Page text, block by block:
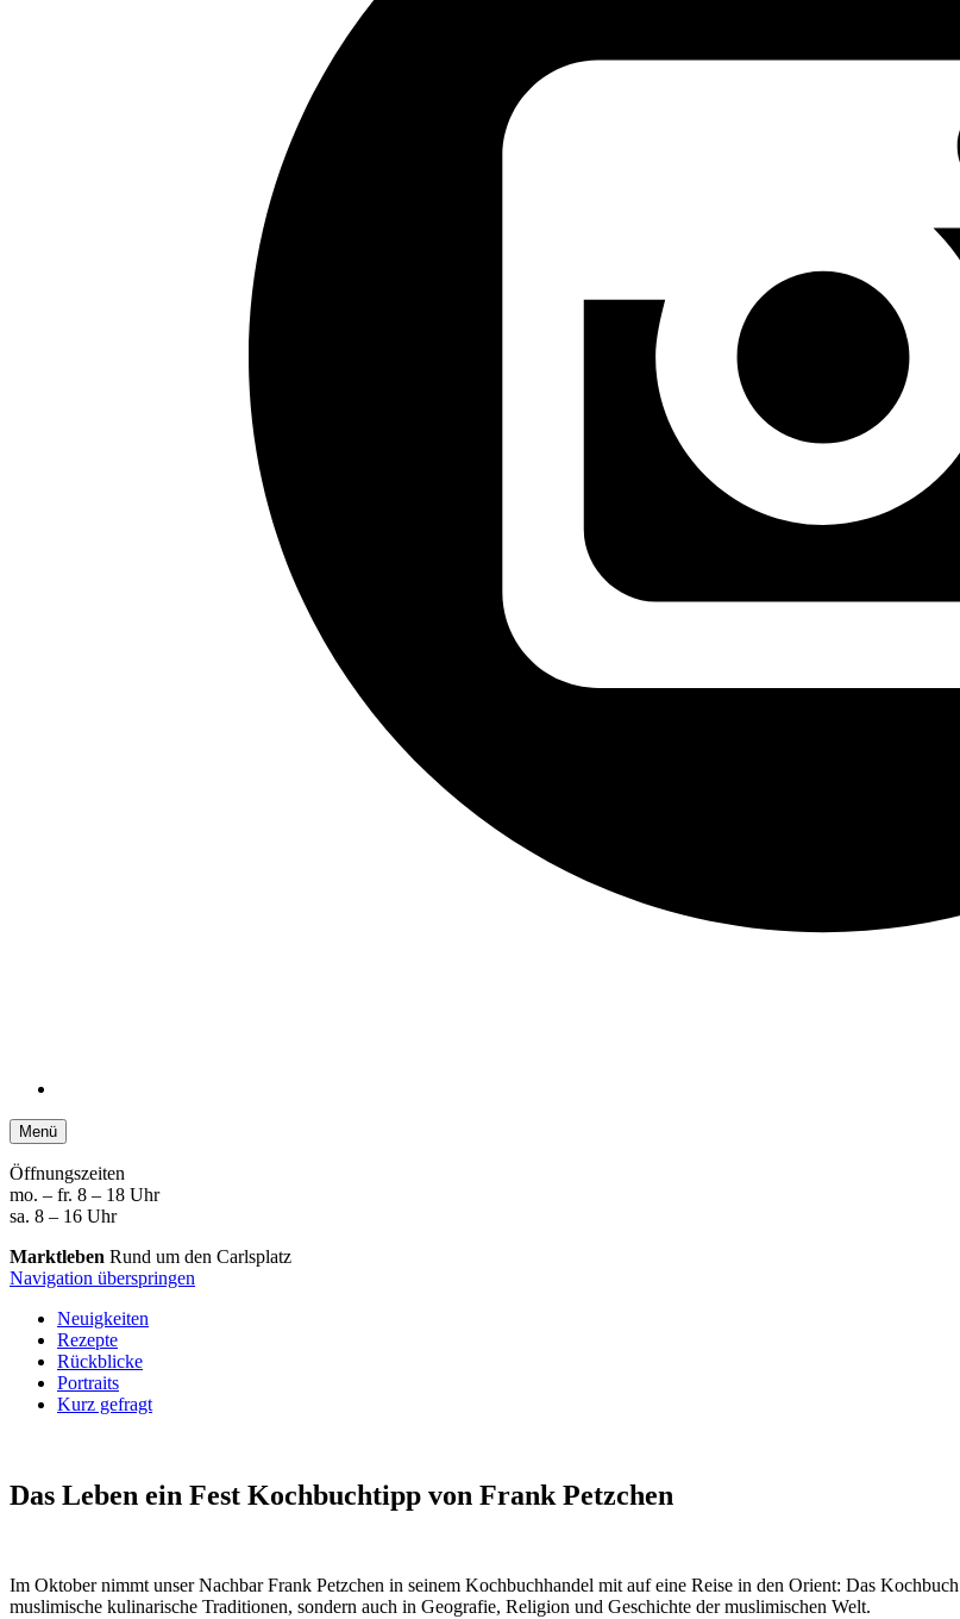
Menü
Öffnungszeiten
mo. – fr. 8 – 18 Uhr
sa. 8 – 16 Uhr
Marktleben Rund um den Carlsplatz
Navigation überspringen
Neuigkeiten
Rezepte
Rückblicke
Portraits
Kurz gefragt
Das Leben ein Fest Kochbuchtipp von Frank Petzchen
Im Oktober nimmt unser Nachbar Frank Petz­chen in seinem Koch­buch­handel mit auf eine Reise in den Orient: Das Koch­buch
musli­mische kulina­rische Tradi­tionen, sondern auch in Geo­grafie, Religion und Geschichte der muslimischen Welt.